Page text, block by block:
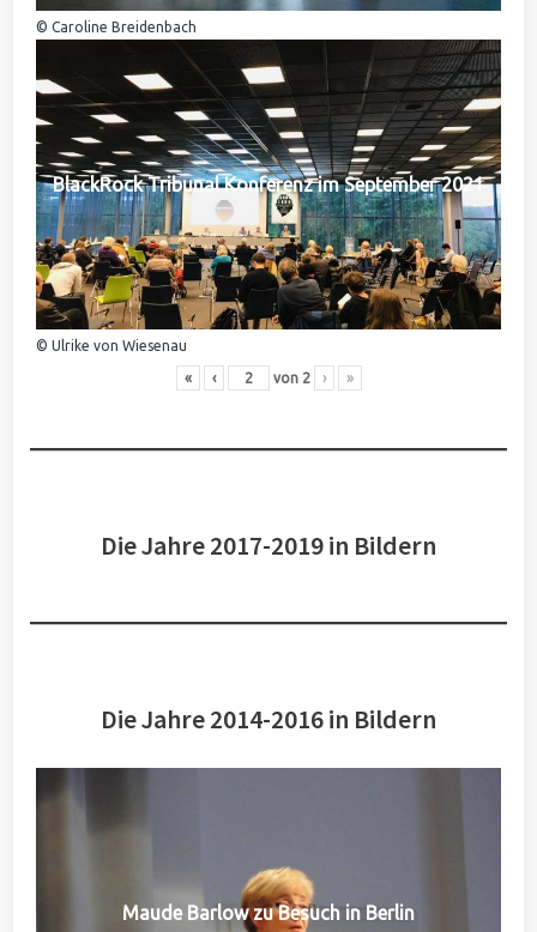
© Caroline Breidenbach
BlackRock Tribunal Konferenz im September 2021
© Ulrike von Wiesenau
« ‹ von 2 › »
Die Jahre 2017-2019 in Bildern
Die Jahre 2014-2016 in Bildern
Maude Barlow zu Besuch in Berlin